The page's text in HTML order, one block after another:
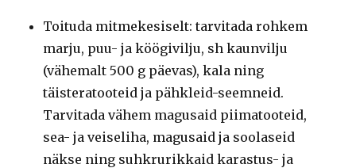
Toituda mitmekesiselt: tarvitada rohkem
marju, puu- ja köögivilju, sh kaunvilju
(vähemalt 500 g päevas), kala ning
täisteratooteid ja pähkleid-seemneid.
Tarvitada vähem magusaid piimatooteid,
sea- ja veiseliha, magusaid ja soolaseid
näkse ning suhkrurikkaid karastus- ja